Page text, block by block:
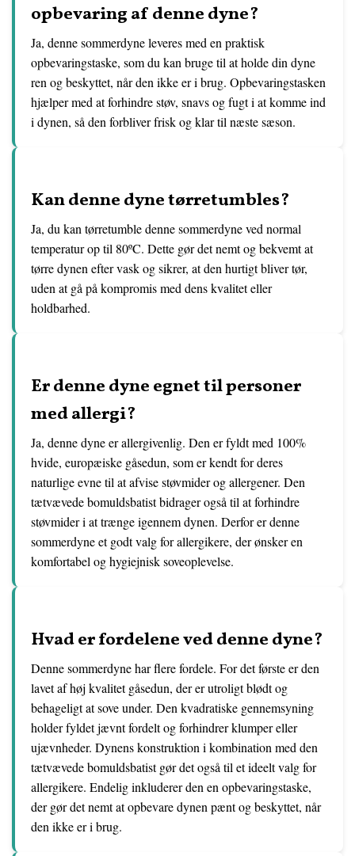
opbevaring af denne dyne?
Ja, denne sommerdyne leveres med en praktisk
opbevaringstaske, som du kan bruge til at holde din dyne
ren og beskyttet, når den ikke er i brug. Opbevaringstasken
hjælper med at forhindre støv, snavs og fugt i at komme ind
i dynen, så den forbliver frisk og klar til næste sæson.
Kan denne dyne tørretumbles?
Ja, du kan tørretumble denne sommerdyne ved normal
temperatur op til 80ºC. Dette gør det nemt og bekvemt at
tørre dynen efter vask og sikrer, at den hurtigt bliver tør,
uden at gå på kompromis med dens kvalitet eller
holdbarhed.
Er denne dyne egnet til personer
med allergi?
Ja, denne dyne er allergivenlig. Den er fyldt med 100%
hvide, europæiske gåsedun, som er kendt for deres
naturlige evne til at afvise støvmider og allergener. Den
tætvævede bomuldsbatist bidrager også til at forhindre
støvmider i at trænge igennem dynen. Derfor er denne
sommerdyne et godt valg for allergikere, der ønsker en
komfortabel og hygiejnisk soveoplevelse.
Hvad er fordelene ved denne dyne?
Denne sommerdyne har flere fordele. For det første er den
lavet af høj kvalitet gåsedun, der er utroligt blødt og
behageligt at sove under. Den kvadratiske gennemsyning
holder fyldet jævnt fordelt og forhindrer klumper eller
ujævnheder. Dynens konstruktion i kombination med den
tætvævede bomuldsbatist gør det også til et ideelt valg for
allergikere. Endelig inkluderer den en opbevaringstaske,
der gør det nemt at opbevare dynen pænt og beskyttet, når
den ikke er i brug.